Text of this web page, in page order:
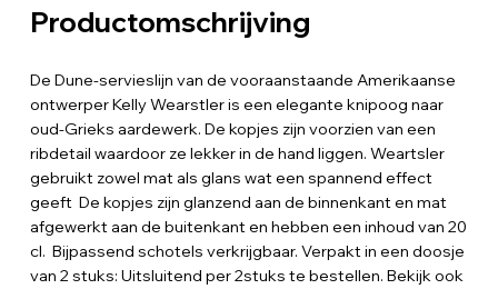
Productomschrijving
De Dune-servieslijn van de vooraanstaande Amerikaanse
ontwerper Kelly Wearstler is een elegante knipoog naar
oud-Grieks aardewerk. De kopjes zijn voorzien van een
ribdetail waardoor ze lekker in de hand liggen. Weartsler
gebruikt zowel mat als glans wat een spannend effect
geeft De kopjes zijn glanzend aan de binnenkant en mat
afgewerkt aan de buitenkant en hebben een inhoud van 20
cl. Bijpassend schotels verkrijgbaar. Verpakt in een doosje
van 2 stuks: Uitsluitend per 2stuks te bestellen. Bekijk ook